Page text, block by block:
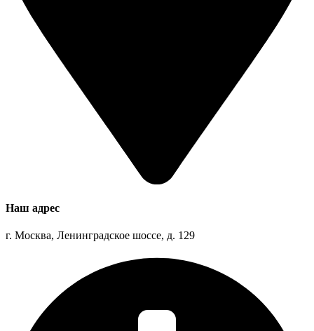
Наш адрес
г. Москва, Ленинградское шоссе, д. 129